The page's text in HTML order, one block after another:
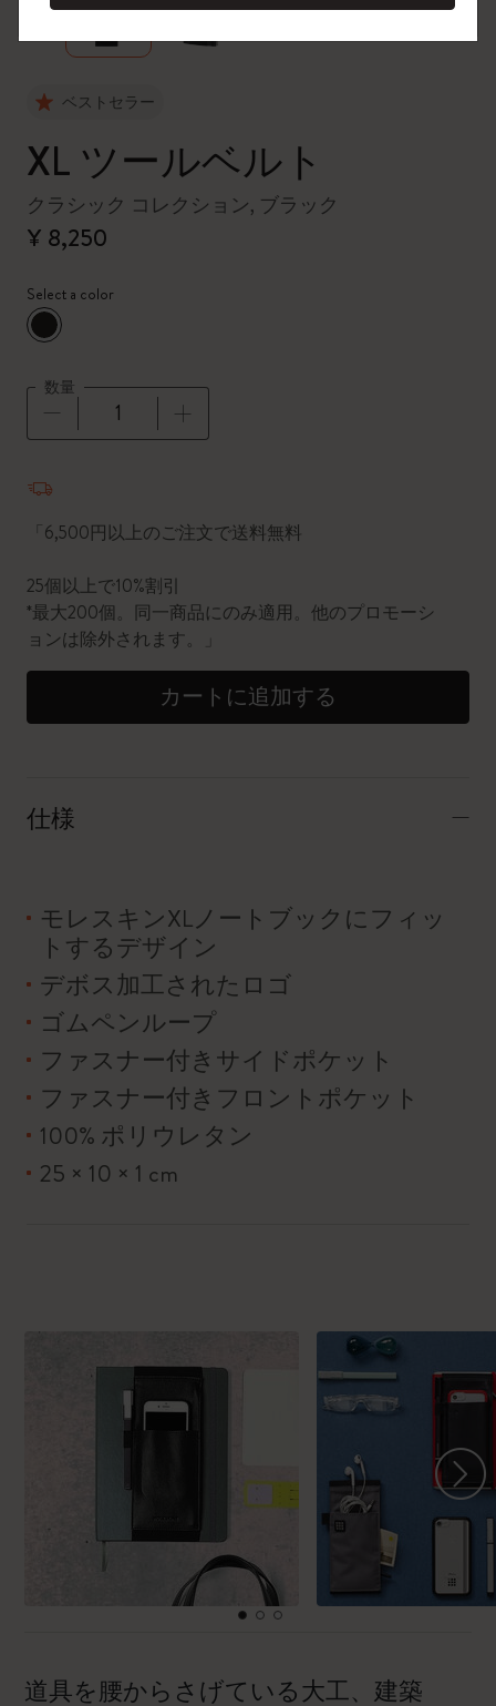
ベストセラー
XL ツールベルト
クラシック コレクション, ブラック
¥ 8,250
Select a color
選択済
*選択したカラー
数量
「6,500円以上のご注文で送料無料
25個以上で10%割引
*最大200個。同一商品にのみ適用。他のプロモーシ
ョンは除外されます。」
カートに追加する
仕様
モレスキンXLノートブックにフィッ
トするデザイン
デボス加工されたロゴ
ゴムペンループ
ファスナー付きサイドポケット
ファスナー付きフロントポケット
100% ポリウレタン
25 × 10 × 1 cm
道具を腰からさげている大工、建築